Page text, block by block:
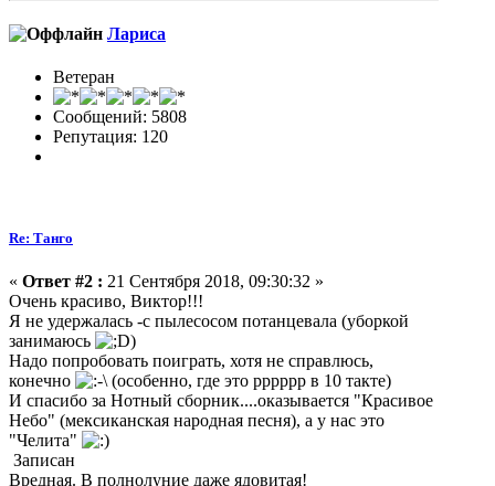
Лариса
Ветеран
Сообщений: 5808
Репутация: 120
Re: Танго
« Ответ #2 : 21 Сентября 2018, 09:30:32 »
Очень красиво, Виктор!!!
Я не удержалась -с пылесосом потанцевала (уборкой
занимаюсь
)
Надо попробовать поиграть, хотя не справлюсь,
конечно
(особенно, где это рррррр в 10 такте)
И спасибо за Нотный сборник....оказывается "Красивое
Небо" (мексиканская народная песня), а у нас это
"Челита"
Записан
Вредная. В полнолуние даже ядовитая!